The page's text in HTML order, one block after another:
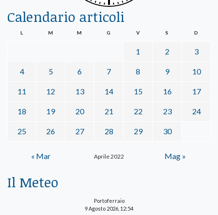
Calendario articoli
Aprile 2022
L M M G V S D
1 2 3
4 5 6 7 8 9 10
11 12 13 14 15 16 17
18 19 20 21 22 23 24
25 26 27 28 29 30
« Mar Mag »
Il Meteo
Portoferraio
9 Agosto 2026, 12:54